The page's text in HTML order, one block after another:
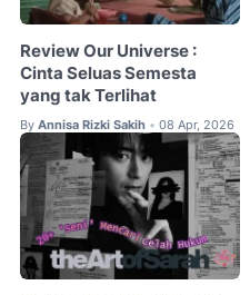
Review Our Universe :
Cinta Seluas Semesta
yang tak Terlihat
By Annisa Rizki Sakih • 08 Apr, 2026